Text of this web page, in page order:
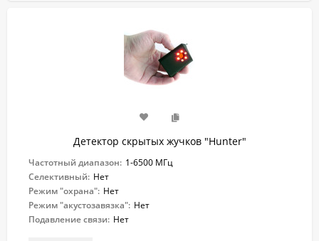
Детектор скрытых жучков "Hunter"
Частотный диапазон: 1-6500 МГц
Селективный: Нет
Режим "охрана": Нет
Режим "акустозавязка": Нет
Подавление связи: Нет